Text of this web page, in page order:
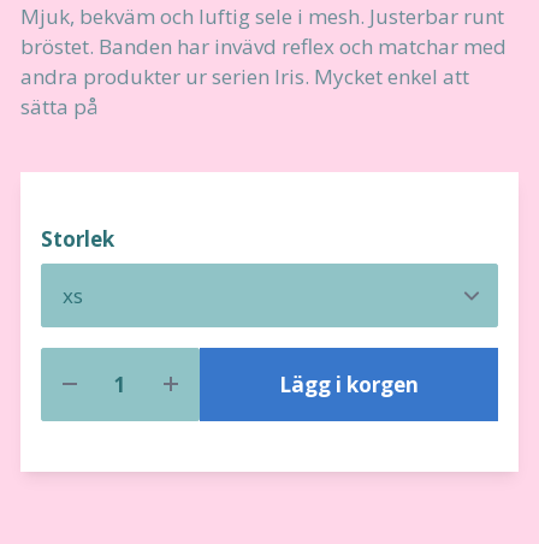
Mjuk, bekväm och luftig sele i mesh. Justerbar runt
bröstet. Banden har invävd reflex och matchar med
andra produkter ur serien Iris. Mycket enkel att
sätta på
Storlek
Lägg i korgen